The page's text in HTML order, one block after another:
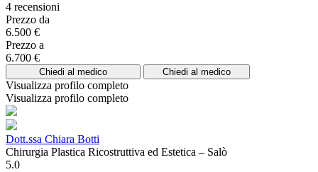
4 recensioni
Prezzo da
6.500 €
Prezzo a
6.700 €
Chiedi al medico Chiedi al medico
Visualizza profilo completo
Visualizza profilo completo
Dott.ssa Chiara Botti
Chirurgia Plastica Ricostruttiva ed Estetica – Salò
5.0